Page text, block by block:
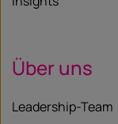
Über uns
Leadership-Team